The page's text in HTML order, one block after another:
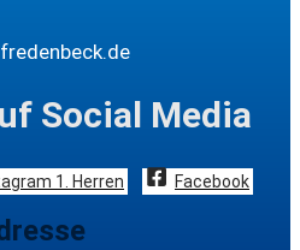
Social Media
1. Herren Facebook